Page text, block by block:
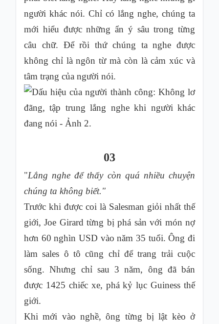
người khác nói. Chỉ có lắng nghe, chúng ta
mới hiểu được những ẩn ý sâu trong từng
câu chữ. Để rồi thứ chúng ta nghe được
không chỉ là ngôn từ mà còn là cảm xúc và
tâm trạng của người nói.
03
"Lắng nghe để thấy còn quá nhiều chuyện
chúng ta không biết."
Trước khi được coi là Salesman giỏi nhất thế
giới, Joe Girard từng bị phá sản với món nợ
hơn 60 nghìn USD vào năm 35 tuổi. Ông đi
làm sales ô tô cũng chỉ để trang trải cuộc
sống. Nhưng chỉ sau 3 năm, ông đã bán
được 1425 chiếc xe, phá kỷ lục Guiness thế
giới.
Khi mới vào nghề, ông từng bị lật kèo ở